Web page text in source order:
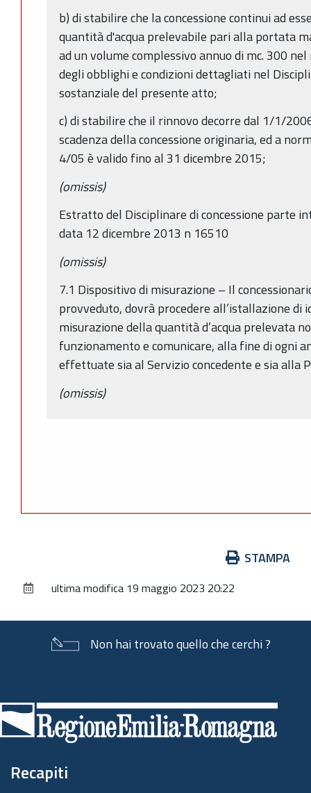
b) di stabilire che la concessione continui ad
quantità d'acqua prelevabile pari alla portata
ad un volume complessivo annuo di mc. 300
degli obblighi e condizioni dettagliati nel
sostanziale del presente atto;
c) di stabilire che il rinnovo decorre dal 1/1/
scadenza della concessione originaria, ed a
4/05 è valido fino al 31 dicembre 2015;
(omissis)
Estratto del Disciplinare di concessione parte
data 12 dicembre 2013 n 16510
(omissis)
7.1 Dispositivo di misurazione – Il
provveduto, dovrà procedere all’istallazione
misurazione della quantità d’acqua prelevata
funzionamento e comunicare, alla fine di ogni
effettuate sia al Servizio concedente e sia alla
(omissis)
documento
STAMPA
ultima modifica 19 maggio 2023 20:22
Non hai trovato quello che cerchi ?
di
pagina
Recapiti